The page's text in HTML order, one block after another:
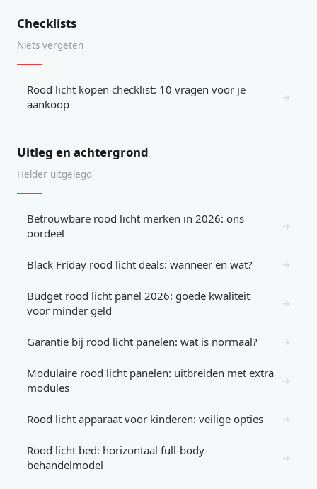
Checklists
Niets vergeten
Rood licht kopen checklist: 10 vragen voor je
aankoop
→
Uitleg en achtergrond
Helder uitgelegd
Betrouwbare rood licht merken in 2026: ons
oordeel
→
Black Friday rood licht deals: wanneer en wat? →
Budget rood licht panel 2026: goede kwaliteit
voor minder geld
→
Garantie bij rood licht panelen: wat is normaal? →
Modulaire rood licht panelen: uitbreiden met extra
modules
→
Rood licht apparaat voor kinderen: veilige opties →
Rood licht bed: horizontaal full-body
behandelmodel
→